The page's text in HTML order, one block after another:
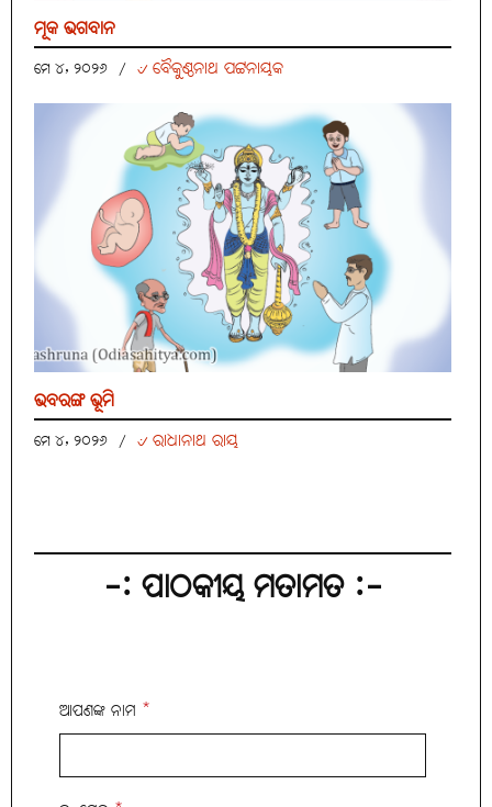
ମୂକ ଭଗବାନ
ମେ ୪, ୨୦୨୬ / ୰ ବୈକୁଣ୍ଠନାଥ ପଟ୍ଟନାୟକ
ଭବରଙ୍ଗ ଭୂମି
ମେ ୪, ୨୦୨୬ / ୰ ରାଧାନାଥ ରାୟ
-: ପାଠକୀୟ ମତାମତ :-
ଆପଣଙ୍କ ନାମ *